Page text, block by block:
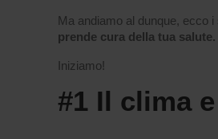
Ma andiamo al dunque, ecco
prende cura della tua salute.
Iniziamo!
#1 Il clima